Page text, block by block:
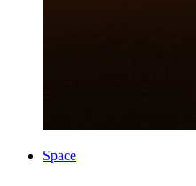
Space